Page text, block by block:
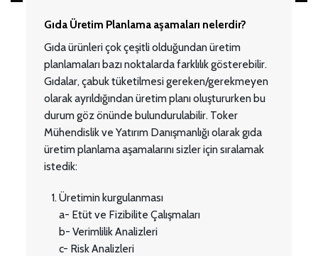
Gıda Üretim Planlama aşamaları nelerdir?
Gıda ürünleri çok çeşitli olduğundan üretim
planlamaları bazı noktalarda farklılık gösterebilir.
Gıdalar, çabuk tüketilmesi gereken/gerekmeyen
olarak ayrıldığından üretim planı oluştururken bu
durum göz önünde bulundurulabilir. Toker
Mühendislik ve Yatırım Danışmanlığı olarak gıda
üretim planlama aşamalarını sizler için sıralamak
istedik:
Üretimin kurgulanması
a- Etüt ve Fizibilite Çalışmaları
b- Verimlilik Analizleri
c- Risk Analizleri